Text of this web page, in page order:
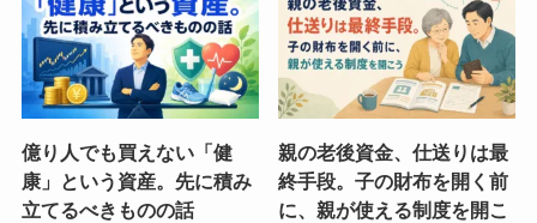
億り人でも買えない「健
康」という資産。先に積み
立てるべきものの話
親の老後資金、仕送りは最
終手段。子の財布を開く前
に、親が使える制度を開こ